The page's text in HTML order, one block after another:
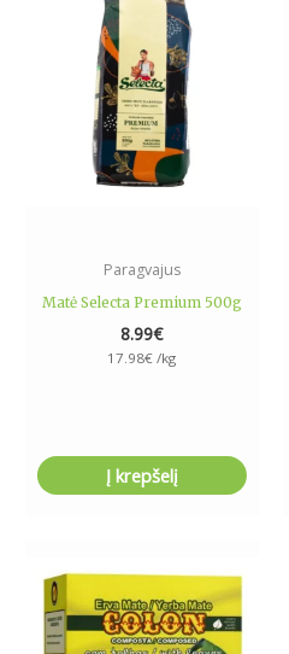
Paragvajus
Matė Selecta Premium 500g
8.99€
17.98€ /kg
Į krepšelį